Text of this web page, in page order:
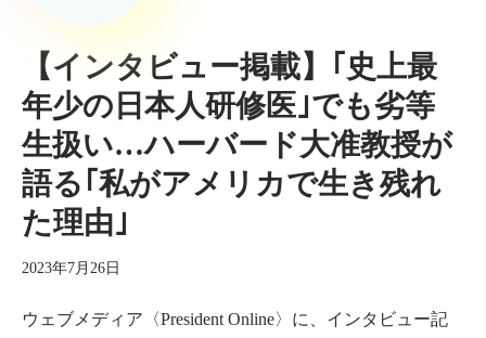
【インタビュー掲載】｢史上最
年少の日本人研修医｣でも劣等
生扱い…ハーバード大准教授が
語る｢私がアメリカで生き残れ
た理由｣
2023年7月26日
ウェブメディア〈President Online〉に、インタビュー記